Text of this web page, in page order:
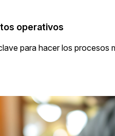
operativos
para hacer los procesos